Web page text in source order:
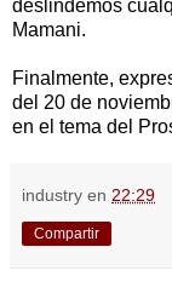
deslindemos
Mamani.
Finalmente,
del 20 de
en el tema del
industry en 22:29
Compartir